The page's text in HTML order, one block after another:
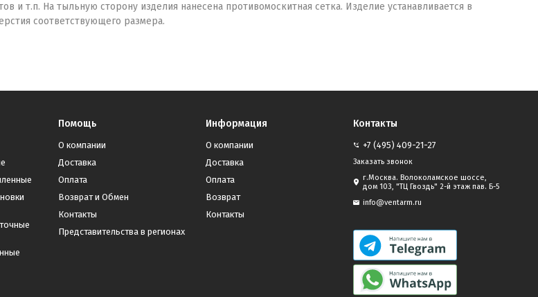
и т.п. На тыльную сторону изделия нанесена противомоскитная сетка. Изделие устанавливается в
соответствующего размера.
Помощь
О компании
Доставка
Оплата
Возврат и Обмен
Контакты
Представительства в регионах
Информация
О компании
Доставка
Оплата
Возврат
Контакты
Контакты
+7 (495) 409-21-27
Заказать звонок
г.Москва. Волоколамское шоссе,
дом 103, "ТЦ Гвоздь" 2-й этаж пав. Б-5
info@ventarm.ru